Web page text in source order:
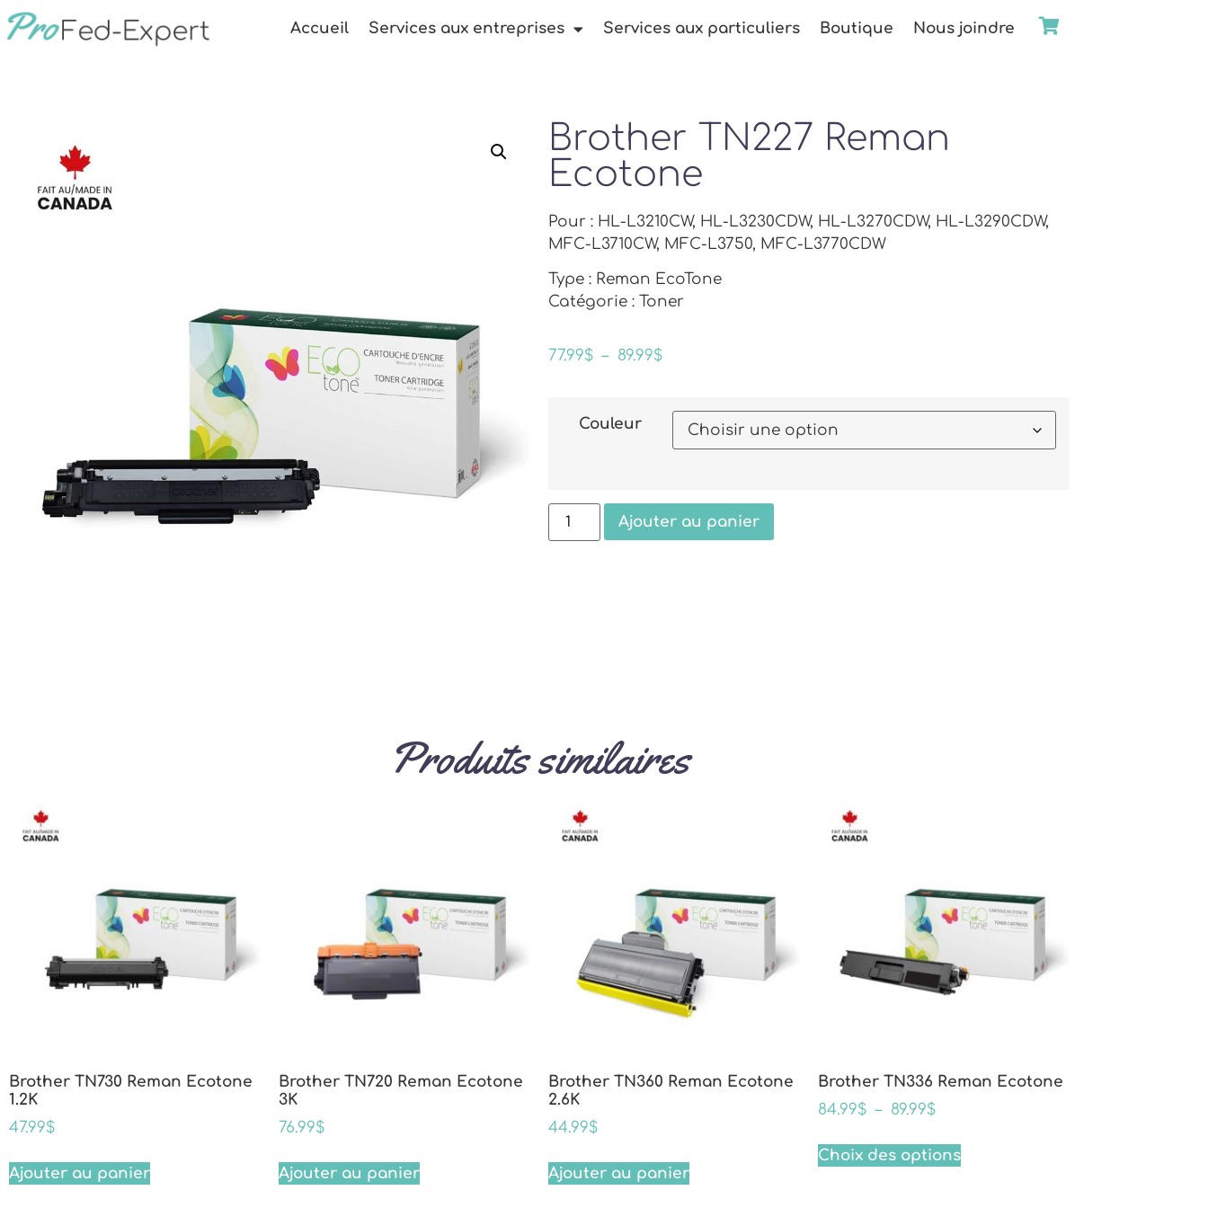
Accueil Services aux entreprises Services aux particuliers Boutique Nous joindre
Brother TN227 Reman
Ecotone
Pour : HL-L3210CW, HL-L3230CDW, HL-L3270CDW, HL-L3290CDW,
MFC-L3710CW, MFC-L3750, MFC-L3770CDW
Type : Reman EcoTone
Catégorie : Toner
77.99$ – 89.99$
Couleur
Ajouter au panier
Produits similaires
Brother TN730 Reman Ecotone
1.2K
47.99$
Ajouter au panier
Brother TN720 Reman Ecotone
3K
76.99$
Ajouter au panier
Brother TN360 Reman Ecotone
2.6K
44.99$
Ajouter au panier
Brother TN336 Reman Ecotone
84.99$ – 89.99$
Choix des options